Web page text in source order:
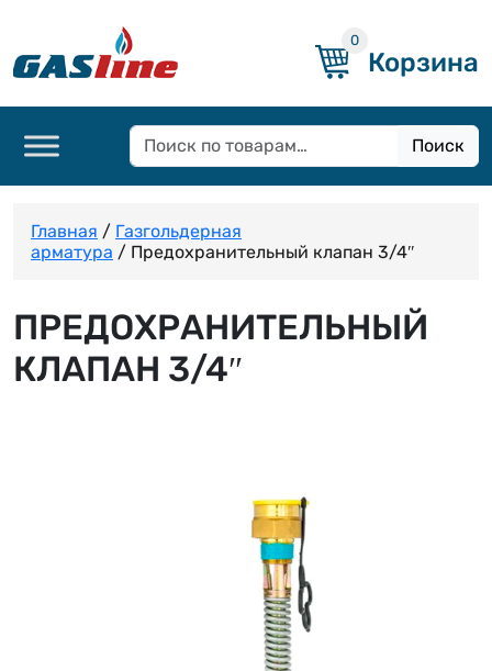
0
Корзина
Поиск
Главная / Газгольдерная
арматура / Предохранительный клапан 3/4″
ПРЕДОХРАНИТЕЛЬНЫЙ
КЛАПАН 3/4″